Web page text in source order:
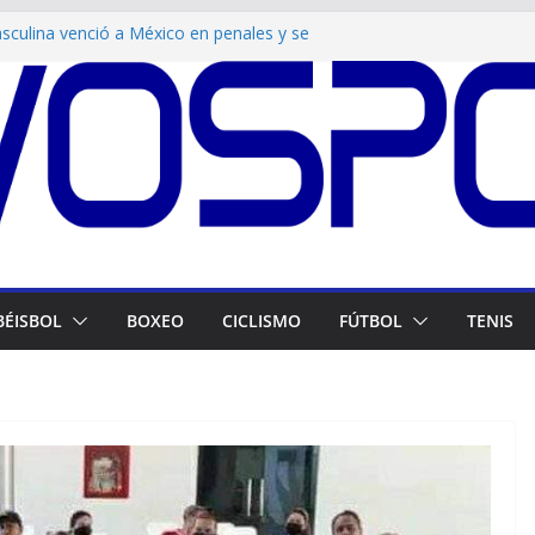
venció a México en penales y se
del fútbol centroamericano
de Venezuela conquistó el bronce en
49 medallas de oro en los Juegos
tras doblete en esgrima
espacio deportivo en el barrio Ezequiel
visado para la Serie del Caribe kids y viaja
BOXEO CICLISMO FÚTBOL TENIS